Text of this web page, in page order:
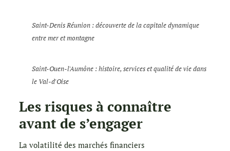
Saint-Denis Réunion : découverte de la capitale dynamique
entre mer et montagne
Saint-Ouen-l'Aumône : histoire, services et qualité de vie dans
le Val-d'Oise
Les risques à connaître
avant de s’engager
La volatilité des marchés financiers